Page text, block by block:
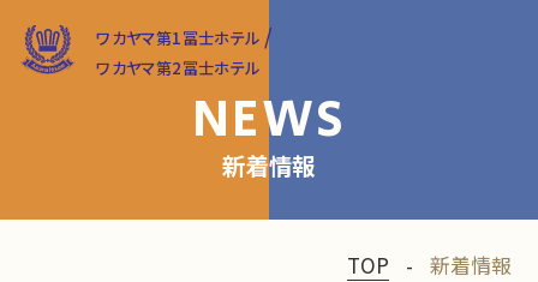
ワカヤマ第1冨士ホテル /
ワカヤマ第2冨士ホテル
NEWS
新着情報
TOP 新着情報